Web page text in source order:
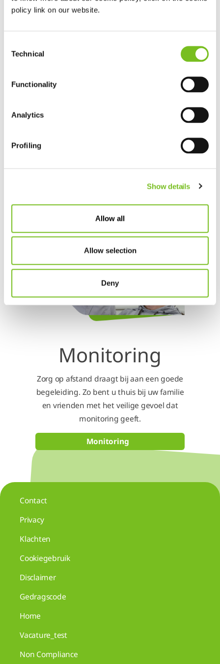
policy link on our website.
Selection
Technical
Functionality
Analytics
Profiling
Show details
Allow all
Allow selection
Deny
Verneveltherapi
Monitoring
Zorg op afstand draagt bij aan een goede
begeleiding. Zo bent u thuis bij uw familie
en vrienden met het veilige gevoel dat
monitoring geeft.
Monitoring
Contact
Privacy
Klachten
Cookiegebruik
Disclaimer
Gedragscode
Home
Vacature_test
Non Compliance